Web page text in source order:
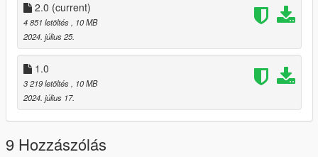
Conversion: Me
Tires texture and handling by @TOMman
Special thanks:
- WGotch07 (Who send me the model)
- TOMman
- Futozzz
- klaceyes
- zen imogen
2.0 (current)
4 851 letöltés
, 10 MB
2024. július 25.
1.0
3 219 letöltés
, 10 MB
2024. július 17.
9 Hozzászólás